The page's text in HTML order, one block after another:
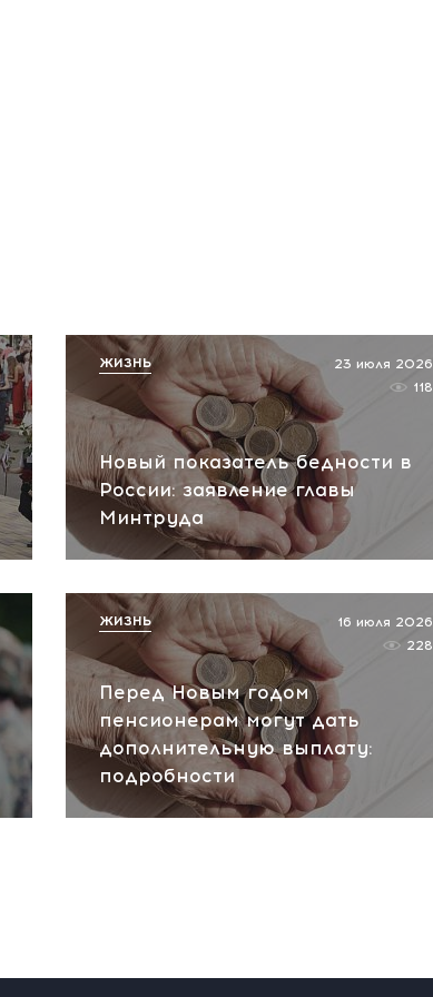
Новый показатель бедности в
России: заявление главы
Минтруда
23 июля 2026
118
ЖИЗНЬ
Перед Новым годом
пенсионерам могут дать
дополнительную выплату:
подробности
16 июля 2026
228
ЖИЗНЬ